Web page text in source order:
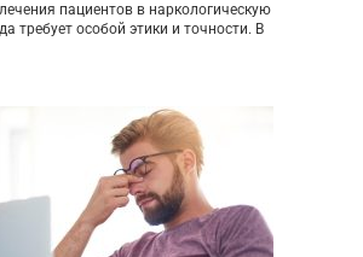
пациентов в наркологическую
требует особой этики и точности. В